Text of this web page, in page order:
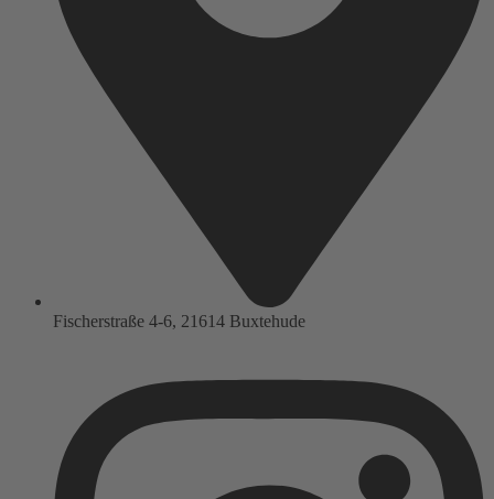
Fischerstraße 4-6, 21614 Buxtehude